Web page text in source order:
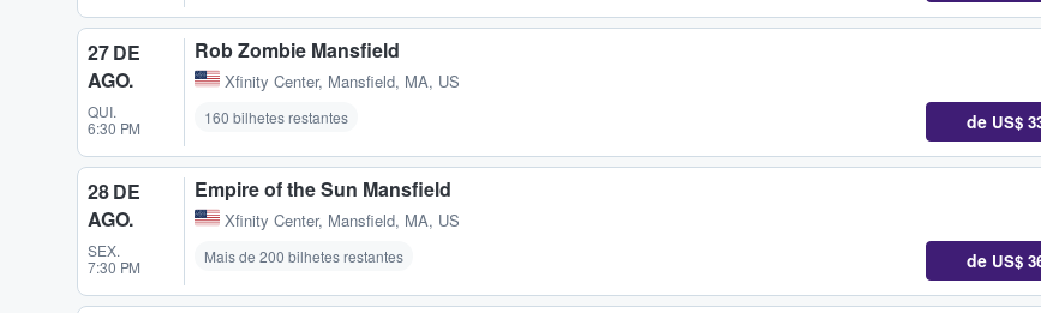
27 DE
AGO.
QUI.
6:30 PM
Rob Zombie Mansfield
Xfinity Center, Mansfield, MA, US
160 bilhetes restantes de US$
28 DE
AGO.
SEX.
7:30 PM
Empire of the Sun Mansfield
Xfinity Center, Mansfield, MA, US
Mais de 200 bilhetes restantes de US$